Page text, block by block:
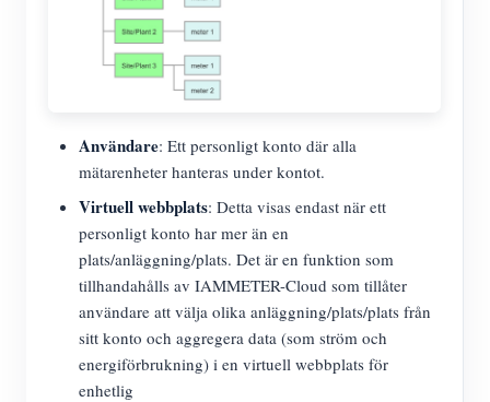
Användare: Ett personligt konto där alla
mätarenheter hanteras under kontot.
Virtuell webbplats: Detta visas endast när ett
personligt konto har mer än en
plats/anläggning/plats. Det är en funktion som
tillhandahålls av IAMMETER-Cloud som tillåter
användare att välja olika anläggning/plats/plats från
sitt konto och aggregera data (som ström och
energiförbrukning) i en virtuell webbplats för
enhetlig